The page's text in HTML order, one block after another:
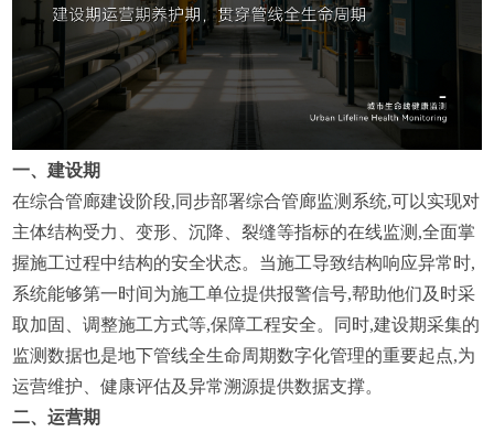
一、建设期
在综合管廊建设阶段,同步部署综合管廊监测系统,可以实现对
主体结构受力、变形、沉降、裂缝等指标的在线监测,全面掌
握施工过程中结构的安全状态。当施工导致结构响应异常时,
系统能够第一时间为施工单位提供报警信号,帮助他们及时采
取加固、调整施工方式等,保障工程安全。同时,建设期采集的
监测数据也是地下管线全生命周期数字化管理的重要起点,为
运营维护、健康评估及异常溯源提供数据支撑。
二、运营期